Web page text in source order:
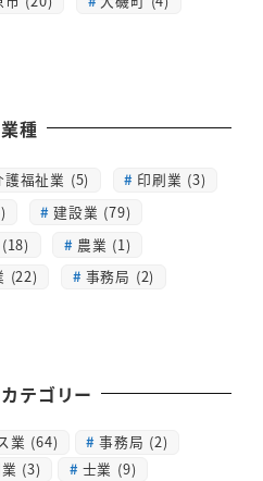
業種
護福祉業 (5)
印刷業 (3)
建設業 (79)
農業 (1)
(22)
事務局 (2)
テゴリー
業 (64) 事務局 (2)
(3) 士業 (9)